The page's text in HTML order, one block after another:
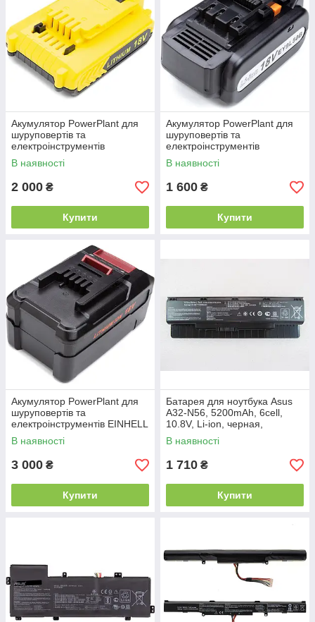
Акумулятор PowerPlant для
шуруповертів та
електроінструментів
STANLEY 18V 2.5Ah Li-ion
(FMC687L)
В наявності
2 000 ₴
Купити
Акумулятор PowerPlant для
шуруповертів та
електроінструментів
PANASONIC 18V 4.0Ah Li-ion
(EY9L51B)
В наявності
1 600 ₴
Купити
Акумулятор PowerPlant для
шуруповертів та
електроінструментів EINHELL
18V 4.0Ah Li-ion (PX-BAT4)
В наявності
3 000 ₴
Купити
Батарея для ноутбука Asus
A32-N56, 5200mAh, 6cell,
10.8V, Li-ion, черная,
В наявності
1 710 ₴
Купити